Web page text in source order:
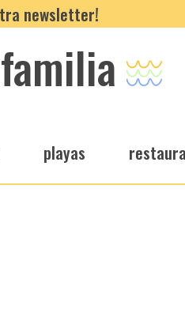
newsletter!
playas